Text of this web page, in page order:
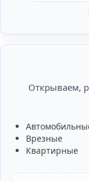
Открываем,
Врезные
Квартирные